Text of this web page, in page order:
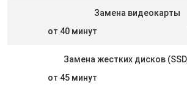
Замена видеокарты
от 40 минут
Замена жестких дисков
от 45 минут